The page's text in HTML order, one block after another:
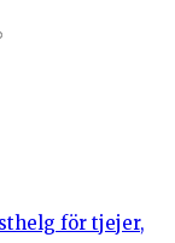
för tjejer,